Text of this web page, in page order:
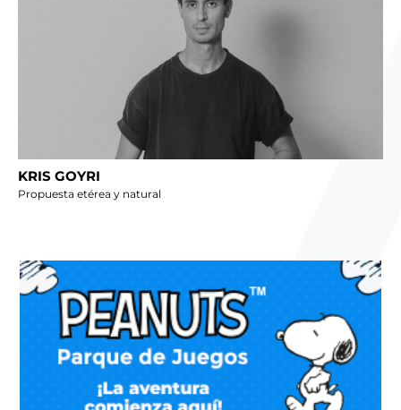
KRIS GOYRI
Propuesta etérea y natural